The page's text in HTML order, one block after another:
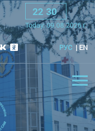
22:30
Today:09.08.2026г.
РУС EN